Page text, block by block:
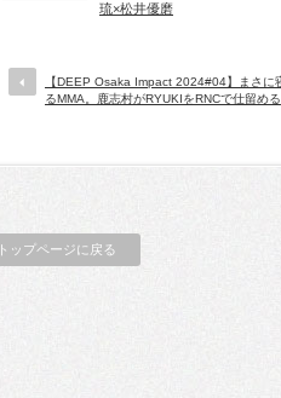
琉×松井優磨
【DEEP Osaka Impact 2024#04】まさに
るMMA。鹿志村がRYUKIをRNCで仕留める
トップページに戻る